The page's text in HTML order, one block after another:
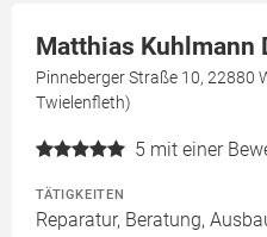
Matthias Kuhlmann
Pinneberger Straße 10, 22880
Twielenfleth)
5 mit einer
TÄTIGKEITEN
Reparatur, Beratung,